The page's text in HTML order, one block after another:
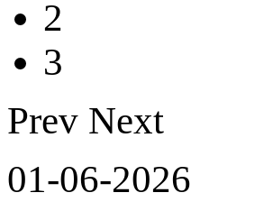
2
3
Prev Next
01-06-2026